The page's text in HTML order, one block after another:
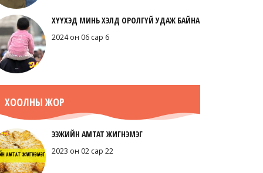
ХҮҮХЭД МИНЬ ХЭЛД ОРОЛГҮЙ УДАЖ БАЙНА
2024 он 06 сар 6
ХООЛНЫ ЖОР
ЭЭЖИЙН АМТАТ ЖИГНЭМЭГ
2023 он 02 сар 22